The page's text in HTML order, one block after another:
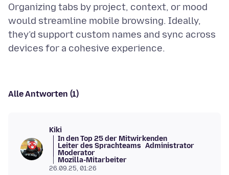
Organizing tabs by project, context, or mood
would streamline mobile browsing. Ideally,
they’d support custom names and sync across
Alle Antworten (1)
Kiki
In den Top 25 der Mitwirkenden
Leiter des Sprachteams Administrator
Moderator
Mozilla-Mitarbeiter
26.09.25, 01:26